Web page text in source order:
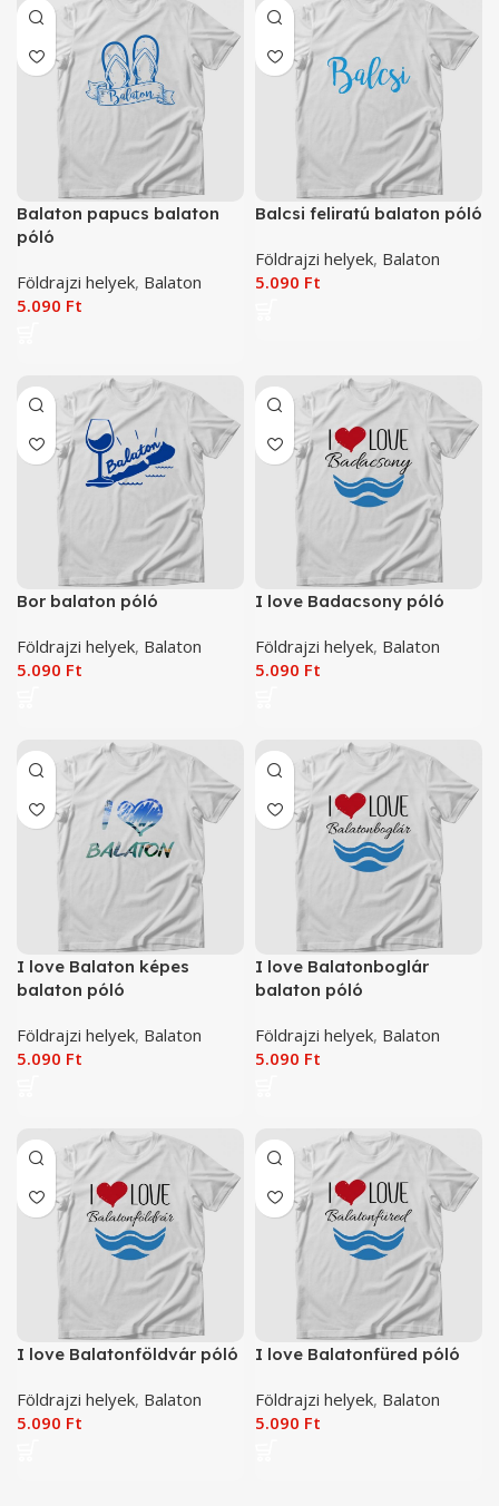
Balaton papucs balaton
póló
Földrajzi helyek, Balaton
5.090 Ft
Balcsi feliratú balaton póló
Földrajzi helyek, Balaton
5.090 Ft
Bor balaton póló
Földrajzi helyek, Balaton
5.090 Ft
I love Badacsony póló
Földrajzi helyek, Balaton
5.090 Ft
I love Balaton képes
balaton póló
Földrajzi helyek, Balaton
5.090 Ft
I love Balatonboglár
balaton póló
Földrajzi helyek, Balaton
5.090 Ft
I love Balatonföldvár póló
Földrajzi helyek, Balaton
5.090 Ft
I love Balatonfüred póló
Földrajzi helyek, Balaton
5.090 Ft